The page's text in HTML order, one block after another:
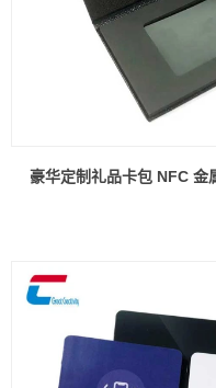
豪华定制礼品卡包 NFC 金